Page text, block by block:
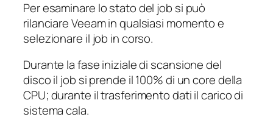
Per esaminare lo stato del job si può
rilanciare Veeam in qualsiasi momento e
selezionare il job in corso.
Durante la fase iniziale di scansione del
disco il job si prende il 100% di un core della
CPU; durante il trasferimento dati il carico di
sistema cala.